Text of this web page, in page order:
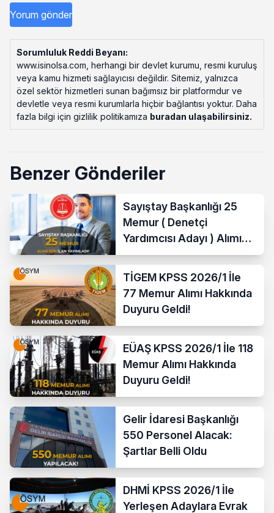
Sorumluluk Reddi Beyanı:
www.isinolsa.com, herhangi bir devlet kurumu, resmi kuruluş
veya kamu hizmeti sağlayıcısı değildir. Sitemiz, yalnızca
özel sektör hizmetleri sunan bağımsız bir platformdur ve
devletle veya resmi kurumlarla hiçbir bağlantısı yoktur. Daha
fazla bilgi için gizlilik politikamıza buradan ulaşabilirsiniz.
Benzer Gönderiler
Sayıştay Başkanlığı 25
Memur ( Denetçi
Yardımcısı Adayı ) Alımı
Yapacak
TİGEM KPSS 2026/1 İle
77 Memur Alımı Hakkında
Duyuru Geldi!
EÜAŞ KPSS 2026/1 İle 118
Memur Alımı Hakkında
Duyuru Geldi!
Gelir İdaresi Başkanlığı
550 Personel Alacak:
Şartlar Belli Oldu
DHMİ KPSS 2026/1 İle
Yerleşen Adaylara Evrak